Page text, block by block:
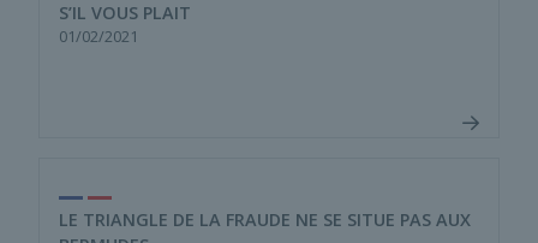
S’IL VOUS PLAIT
01/02/2021
LE TRIANGLE DE LA FRAUDE NE SE SITUE PAS AUX